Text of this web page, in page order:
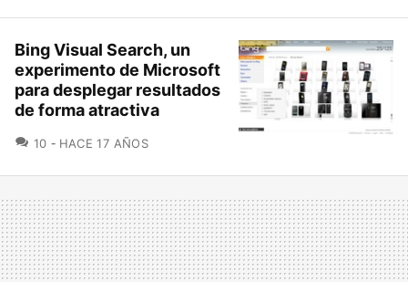
Bing Visual Search, un
experimento de Microsoft
para desplegar resultados
de forma atractiva
10 COMENTARIOS
HACE 17 AÑOS